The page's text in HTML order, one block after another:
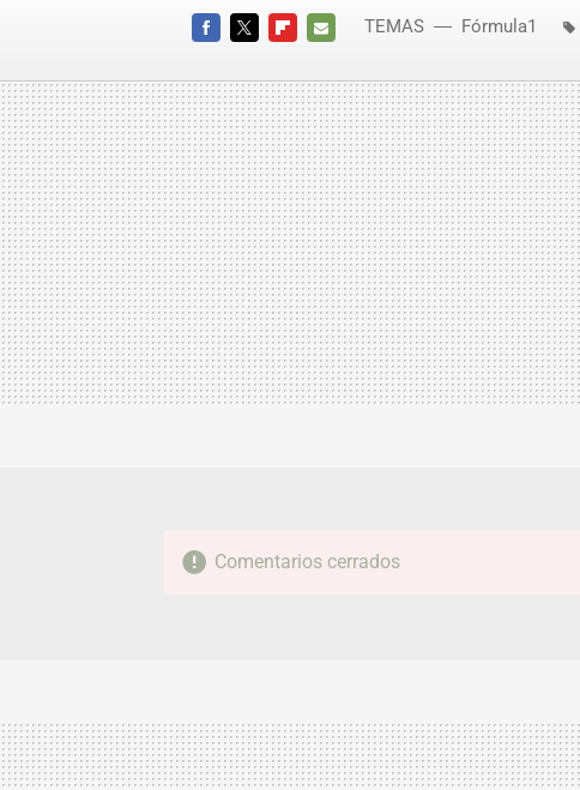
MAIL
TEMAS Fórmula1
Comentarios cerrados